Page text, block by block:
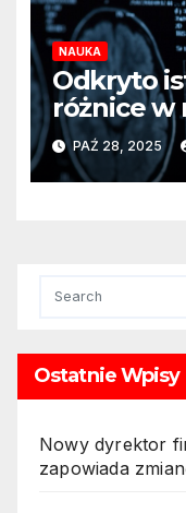
Cukrzyca
AI i
NAUKA
Odkryto
różnice w
ustalenia
PAŹ 28, 2025
Ostatnie Wpisy
Nowy dyrektor
zapowiada